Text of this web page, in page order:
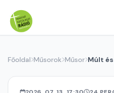
Főoldal Műsorok Műsor Múlt